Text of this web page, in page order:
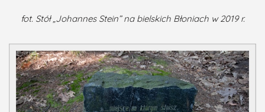
fot. Stół „Johannes Stein” na bielskich Błoniach w 2019 r.